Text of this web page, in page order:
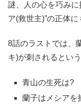
謎、人の心を巧み
ア(救世主)”の正体に
8話のラストでは、
キ)が刺されるとい
青山の生死は?
蘭子はメシアを